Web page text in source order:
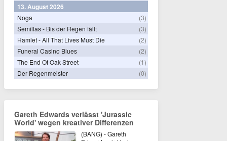
13. August 2026
Noga
(3)
Semillas - Bis der Regen fällt
(3)
Hamlet - All That Lives Must Die
(2)
Funeral Casino Blues
(2)
The End Of Oak Street
(1)
Der Regenmeister
(0)
Gareth Edwards verlässt 'Jurassic
World' wegen kreativer Differenzen
(BANG) - Gareth